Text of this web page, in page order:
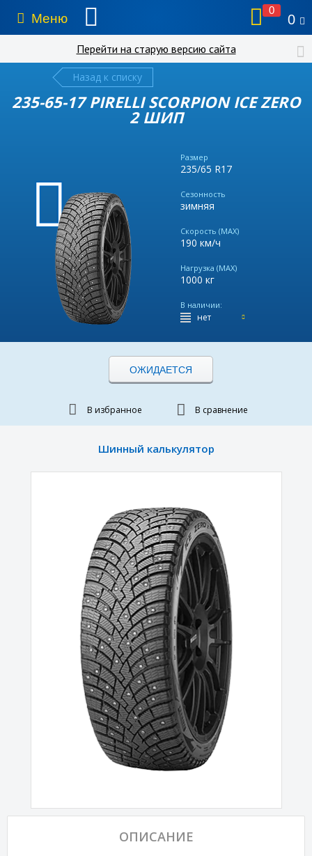
Меню
0
0
Перейти на старую версию сайта
Назад к списку
235-65-17 PIRELLI SCORPION ICE ZERO
2 ШИП
Размер
235/65 R17
Сезонность
зимняя
Скорость (MAX)
190 км/ч
Нагрузка (MAX)
1000 кг
В наличии:
нет
ОЖИДАЕТСЯ
В избранное В сравнение
Шинный калькулятор
ОПИСАНИЕ